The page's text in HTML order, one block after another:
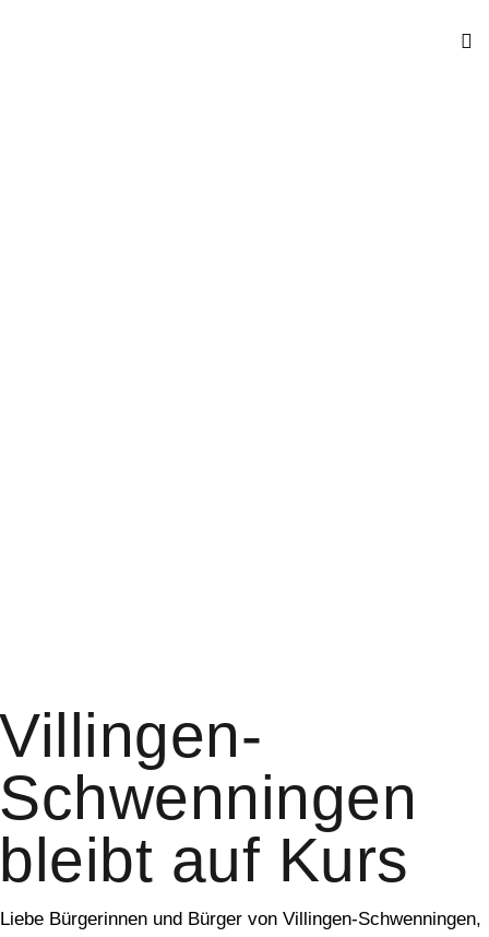
Villingen-
Schwenningen
bleibt auf Kurs
Liebe Bürgerinnen und Bürger von Villingen-Schwenningen,